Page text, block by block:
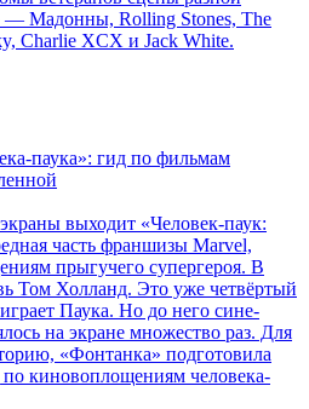
— Мадонны, Rolling Stones, The
Charlie XCX и Jack White.
паука»: гид по фильмам
выходит «Человек-паук:
часть франшизы Marvel,
прыгучего супергероя. В
Том Холланд. Это уже четвёртый
Паука. Но до него сине-
на экране множество раз. Для
«Фонтанка» подготовила
киновоплощениям человека-